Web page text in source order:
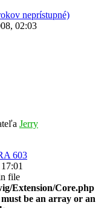
neprístupné)
02:03
Jerry
603
file
Extension/Core.php
be an array or an